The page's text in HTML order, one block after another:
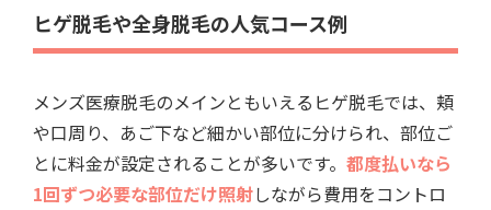
ヒゲ脱毛や全身脱毛の人気コース例
メンズ医療脱毛のメインともいえるヒゲ脱毛では、頬
や口周り、あご下など細かい部位に分けられ、部位ご
とに料金が設定されることが多いです。 都度払いなら
1回ずつ必要な部位だけ照射しながら費用をコントロ